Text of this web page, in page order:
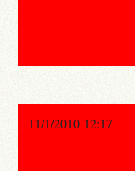
11/1/2010 12:17